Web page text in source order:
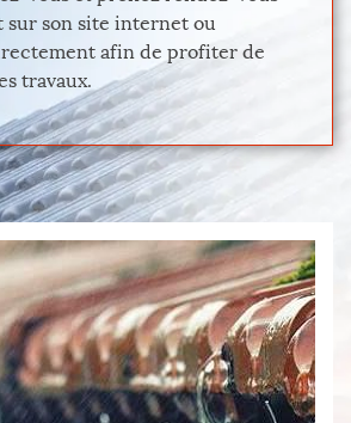
sur son site internet ou
afin de profiter de
travaux.